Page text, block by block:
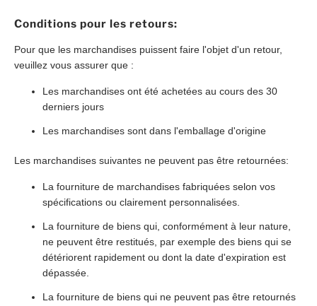
Conditions pour les retours:
Pour que les marchandises puissent faire l'objet d'un retour,
veuillez vous assurer que :
Les marchandises ont été achetées au cours des 30
derniers jours
Les marchandises sont dans l'emballage d'origine
Les marchandises suivantes ne peuvent pas être retournées:
La fourniture de marchandises fabriquées selon vos
spécifications ou clairement personnalisées.
La fourniture de biens qui, conformément à leur nature,
ne peuvent être restitués, par exemple des biens qui se
détériorent rapidement ou dont la date d'expiration est
dépassée.
La fourniture de biens qui ne peuvent pas être retournés